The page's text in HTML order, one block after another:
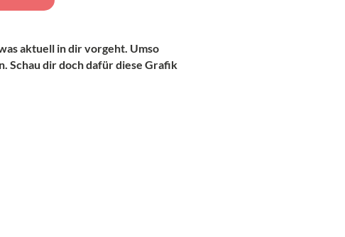
aktuell in dir vorgeht. Umso
Schau dir doch dafür diese Grafik